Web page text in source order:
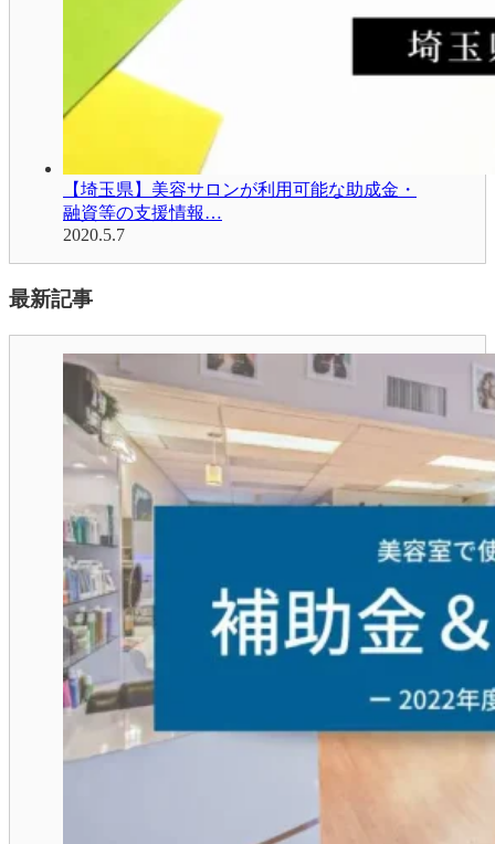
【埼玉県】美容サロンが利用可能な助成金・
融資等の支援情報…
2020.5.7
最新記事